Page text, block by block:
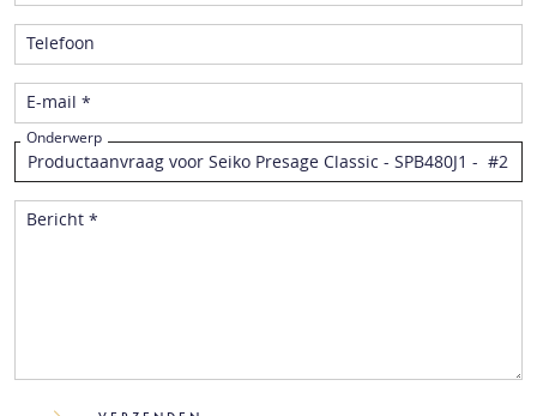
Telefoon
E-mail *
Onderwerp
Bericht *